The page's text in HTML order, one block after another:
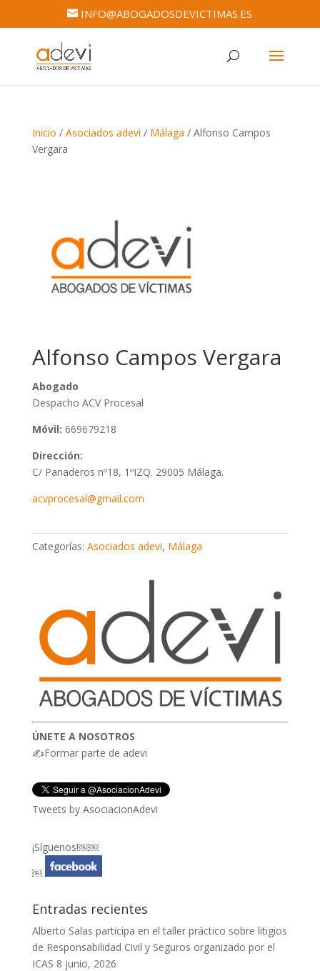
INFO@ABOGADOSDEVICTIMAS.ES
Inicio / Asociados adevi / Málaga / Alfonso Campos
Vergara
Alfonso Campos Vergara
Abogado
Despacho ACV Procesal
Móvil: 669679218
Dirección:
C/ Panaderos nº18, 1ºIZQ. 29005 Málaga.
acvprocesal@gmail.com
Categorías: Asociados adevi, Málaga
ÚNETE A NOSOTROS
✍Formar parte de adevi
Tweets by AsociacionAdevi
¡Síguenos!￼￼
￼
Entradas recientes
Alberto Salas participa en el taller práctico sobre litigios
de Responsabilidad Civil y Seguros organizado por el
ICAS 8 junio, 2026